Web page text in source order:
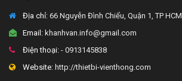
Địa chỉ: 66 Nguyễn Đình Chiểu, Quận 1, TP HCM
Email: khanhvan.info@gmail.com
Điện thoại: - 0913145838
Website: http://thietbi-vienthong.com